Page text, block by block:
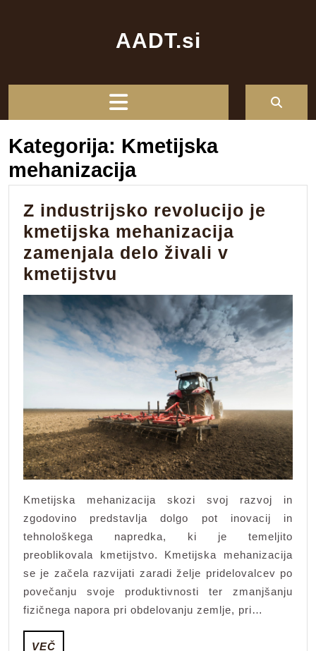
AADT.si
Kategorija: Kmetijska
mehanizacija
Z industrijsko revolucijo je
kmetijska mehanizacija
zamenjala delo živali v
kmetijstvu
industrijsko
revolucijo
je
kmetijska
mehanizacija
zamenjala
delo
živali
v
kmetijstvu
Kmetijska mehanizacija skozi svoj razvoj in
zgodovino predstavlja dolgo pot inovacij in
tehnološkega napredka, ki je temeljito
preoblikovala kmetijstvo. Kmetijska mehanizacija
se je začela razvijati zaradi želje pridelovalcev po
povečanju svoje produktivnosti ter zmanjšanju
fizičnega napora pri obdelovanju zemlje, pri…
VEČ